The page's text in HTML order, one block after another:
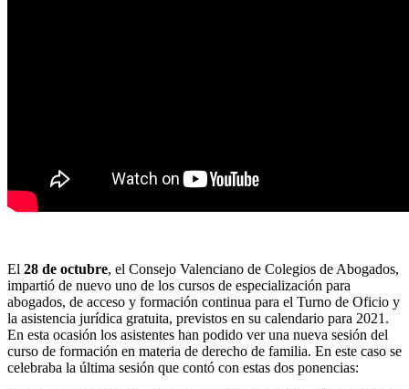
El 28 de octubre, el Consejo Valenciano de Colegios de Abogados,
impartió de nuevo uno de los cursos de especialización para
abogados, de acceso y formación continua para el Turno de Oficio y
la asistencia jurídica gratuita, previstos en su calendario para 2021.
En esta ocasión los asistentes han podido ver una nueva sesión del
curso de formación en materia de derecho de familia. En este caso se
celebraba la última sesión que contó con estas dos ponencias: